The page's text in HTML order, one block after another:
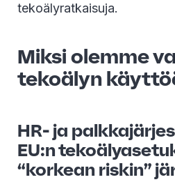
tekoälyratkaisuja.
Miksi olemme
tekoälyn
HR- ja
EU:n
“korkean riskin”